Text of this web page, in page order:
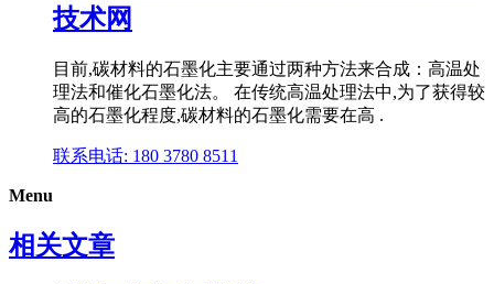
技术网
目前,碳材料的石墨化主要通过两种方法来合成：高温处
理法和催化石墨化法。 在传统高温处理法中,为了获得较
高的石墨化程度,碳材料的石墨化需要在高 .
联系电话: 180 3780 8511
Menu
相关文章